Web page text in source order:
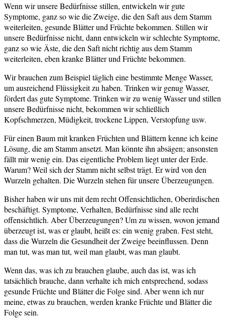
Wenn wir unsere Bedürfnisse stillen, entwickeln wir gute
Symptome, ganz so wie die Zweige, die den Saft aus dem Stamm
weiterleiten, gesunde Blätter und Früchte bekommen. Stillen wir
unsere Bedürfnisse nicht, dann entwickeln wir schlechte Symptome,
ganz so wie Äste, die den Saft nicht richtig aus dem Stamm
weiterleiten, eben kranke Blätter und Früchte bekommen.
Wir brauchen zum Beispiel täglich eine bestimmte Menge Wasser,
um ausreichend Flüssigkeit zu haben. Trinken wir genug Wasser,
fördert das gute Symptome. Trinken wir zu wenig Wasser und stillen
unsere Bedürfnisse nicht, bekommen wir schließlich
Kopfschmerzen, Müdigkeit, trockene Lippen, Verstopfung usw.
Für einen Baum mit kranken Früchten und Blättern kenne ich keine
Lösung, die am Stamm ansetzt. Man könnte ihn absägen; ansonsten
fällt mir wenig ein. Das eigentliche Problem liegt unter der Erde.
Warum? Weil sich der Stamm nicht selbst trägt. Er wird von den
Wurzeln gehalten. Die Wurzeln stehen für unsere Überzeugungen.
Bisher haben wir uns mit dem recht Offensichtlichen, Oberirdischen
beschäftigt. Symptome, Verhalten, Bedürfnisse sind alle recht
offensichtlich. Aber Überzeugungen? Um zu wissen, wovon jemand
überzeugt ist, was er glaubt, heißt es: ein wenig graben. Fest steht,
dass die Wurzeln die Gesundheit der Zweige beeinflussen. Denn
man tut, was man tut, weil man glaubt, was man glaubt.
Wenn das, was ich zu brauchen glaube, auch das ist, was ich
tatsächlich brauche, dann verhalte ich mich entsprechend, sodass
gesunde Früchte und Blätter die Folge sind. Aber wenn ich nur
meine, etwas zu brauchen, werden kranke Früchte und Blätter die
Folge sein.